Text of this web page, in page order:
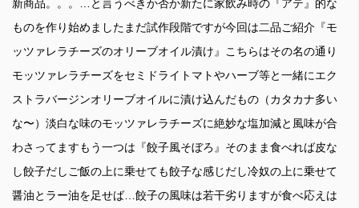
新商品。。。…と言うべきか否か新たに家飲み時の『アテ』的な
ものを作り始めましたまだ試作段階ですが今回は二品ご紹介『モ
ッツァレラチーズのオリーブオイル漬け』こちらはその名の通り
モッツァレラチーズをセミドライトマトやハーブ等と一緒にエク
ストラバージンオリーブオイルに漬け込んだもの（カタカナ多い
な〜）淡白な味のモッツァレラチーズに絶妙な塩加減と風味が合
わさってますもう一つは『餃子風そぼろ』そのまま食べれば皮な
し餃子だしご飯の上に乗せても餃子な感じだし冷奴の上に乗せて
醤油とラー油を足せば…餃子の風味は若干劣りますが食べ応えは